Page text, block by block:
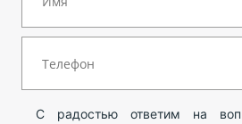
С радостью ответим на